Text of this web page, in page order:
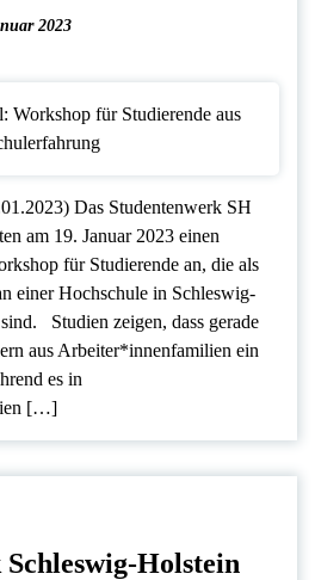
2023
Das Studentenwerk SH
am 19. Januar 2023 einen
für Studierende an, die als
einer Hochschule in Schleswig-
Studien zeigen, dass gerade
aus Arbeiter*innenfamilien ein
es in
[…]
Holstein